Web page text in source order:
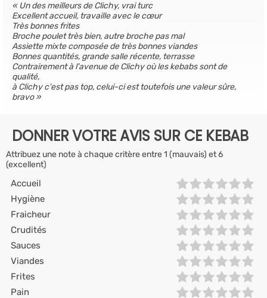
Un des meilleurs de Clichy, vrai turc
Excellent accueil, travaille avec le cœur
Très bonnes frites
Broche poulet très bien, autre broche pas mal
Assiette mixte composée de très bonnes viandes
Bonnes quantités, grande salle récente, terrasse
Contrairement à l'avenue de Clichy où les kebabs sont de
qualité,
à Clichy c'est pas top, celui-ci est toutefois une valeur sûre,
bravo
DONNER VOTRE AVIS SUR CE KEBAB
Attribuez une note à chaque critère entre 1 (mauvais) et 6
(excellent)
Accueil
Hygiène
Fraicheur
Crudités
Sauces
Viandes
Frites
Pain